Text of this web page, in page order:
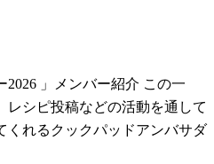
2026 」メンバー紹介 この一
レシピ投稿などの活動を通して
くれるクックパッドアンバサダ